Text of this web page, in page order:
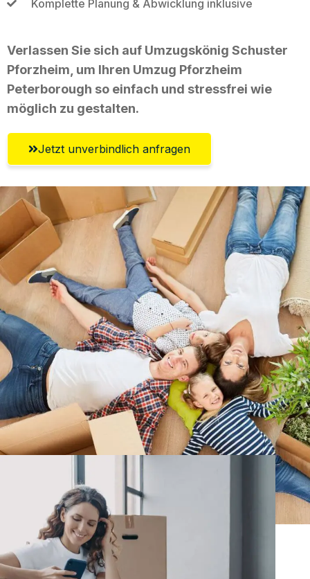
Komplette Planung & Abwicklung inklusive
Verlassen Sie sich auf Umzugskönig Schuster
Pforzheim, um Ihren Umzug Pforzheim
Peterborough so einfach und stressfrei wie
möglich zu gestalten.
Jetzt unverbindlich anfragen